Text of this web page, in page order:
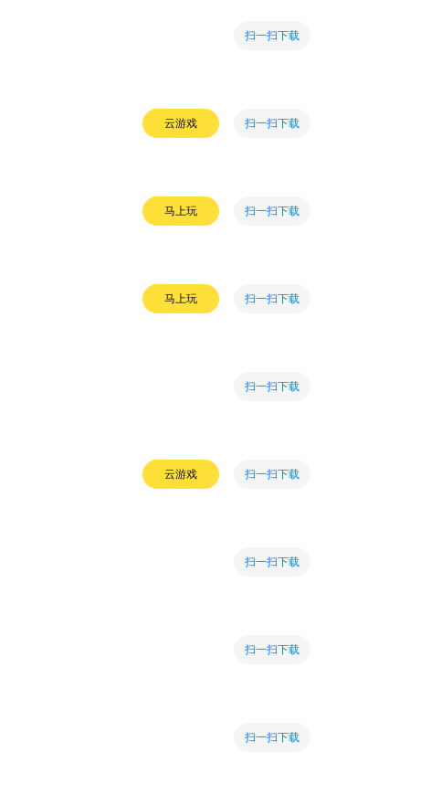
扫一扫下载
云游戏 扫一扫下载
马上玩 扫一扫下载
马上玩 扫一扫下载
扫一扫下载
云游戏 扫一扫下载
扫一扫下载
扫一扫下载
扫一扫下载